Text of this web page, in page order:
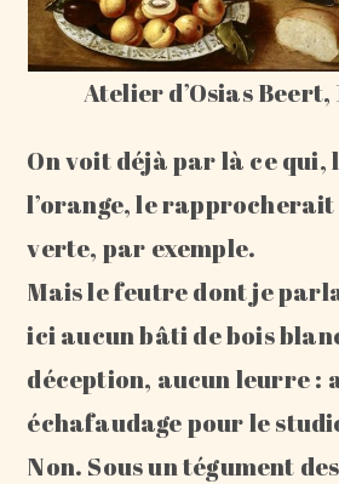
Atelier d’Osias Beert,
On voit déjà par là ce qui,
l’orange, le rapprocherait
verte, par exemple.
Mais le feutre dont je
ici aucun bâti de bois
déception, aucun leurre :
échafaudage pour le
Non. Sous un tégument